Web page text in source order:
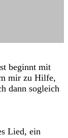
beginnt mit
mir zu Hilfe,
dann sogleich
Lied, ein